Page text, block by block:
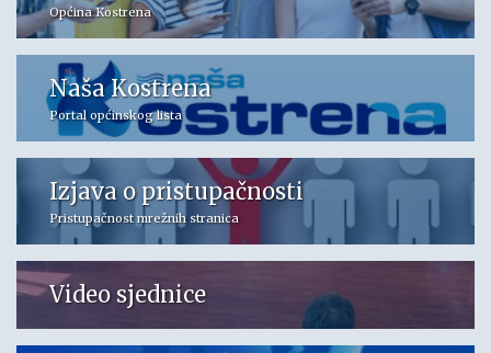
Općina Kostrena
Naša Kostrena
Portal općinskog lista
Izjava o pristupačnosti
Pristupačnost mrežnih stranica
Video sjednice